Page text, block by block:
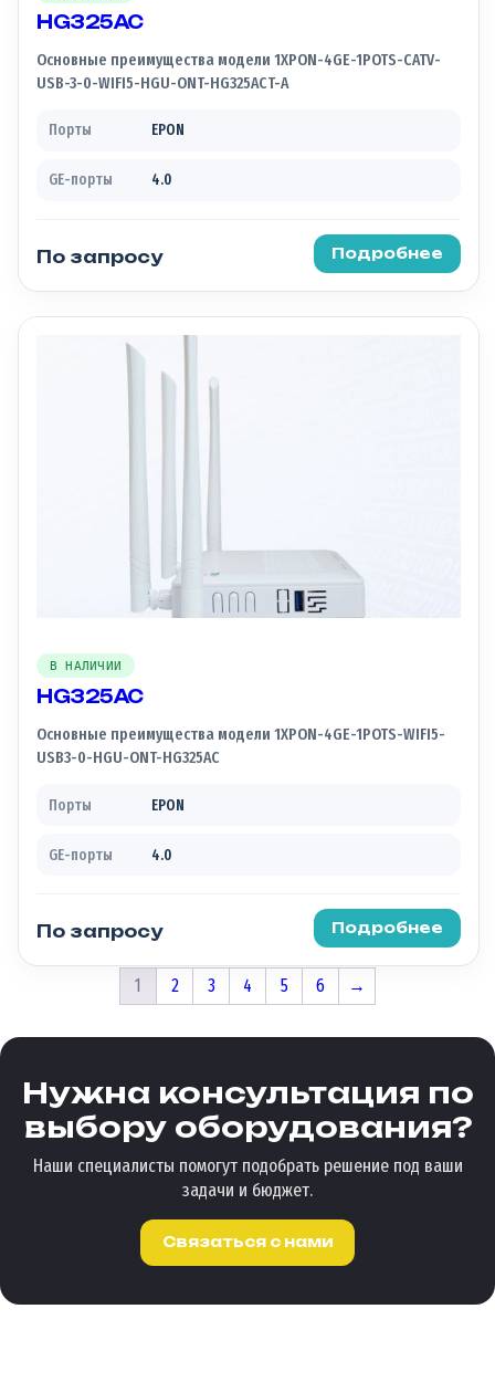
HG325AC
Основные преимущества модели 1XPON-4GE-1POTS-CATV-
USB-3-0-WIFI5-HGU-ONT-HG325ACT-A
Порты EPON
GE-порты 4.0
По запросу Подробнее
В НАЛИЧИИ
HG325AC
Основные преимущества модели 1XPON-4GE-1POTS-WIFI5-
USB3-0-HGU-ONT-HG325AC
Порты EPON
GE-порты 4.0
По запросу Подробнее
1 2 3 4 5 6 →
Нужна консультация по
выбору оборудования?
Наши специалисты помогут подобрать решение под ваши
задачи и бюджет.
Связаться с нами